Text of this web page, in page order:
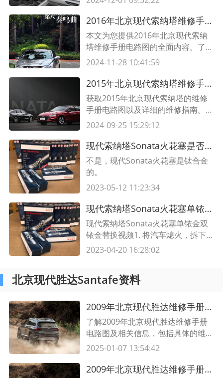
2016年北京现代索纳塔维修手册电路图大全
本文为您提供2016年北京现代索纳
塔维修手册电路图的全面内容。了解
车辆电路图对维修和保养过程至关重
了解索纳塔的各种电器设备的布置和
连接方式，为您提供更快速准确的维
修方案。
2024-11-28 10:41:59
2015年北京现代索纳塔维修手册电路图及维修指南
获取2015年北京现代索纳塔的维修
手册电路图以及详细的维修指南。这
些电路图和指南将帮助您进行索纳塔
2024-09-25 15:29:12
现代索纳塔Sonata火花塞是否铱金,火花塞铱金是真嘛
不是，现代Sonata火花塞是钛合金
的。
2023-05-12 11:23:34
现代索纳塔Sonata火花塞单铱金双铱金,火花塞铱金开头字母
现代索纳塔Sonata火花塞单铱金双
铱金替换视频1. 将汽车熄火，拆下
汽车火花塞。2. 使用火花塞扳手将
拧紧。4. 用手指检查新的火花塞，
插入火花塞空缸，并轻轻拧紧，以确
保其牢固安装。6. 拆下汽车的
2023-04-20 16:28:02
北京现代胜达Santafe资料
2009年北京现代胜达维修手册电路图及相关信息
了解2009年北京现代胜达维修手册
电路图及相关信息，包括具体的维修
手册内容和故障排除步骤。获取胜达
供便利。
2025-01-07 13:54:42
2009年北京现代胜达维修手册电路图及相关信息